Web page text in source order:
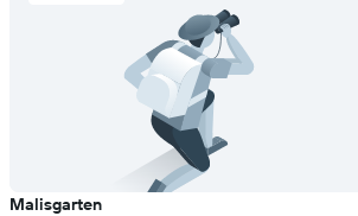
Malisgarten